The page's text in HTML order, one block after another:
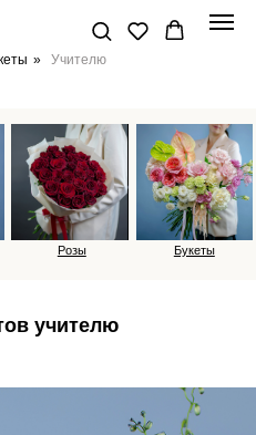
» Учителю
Букеты
учителю